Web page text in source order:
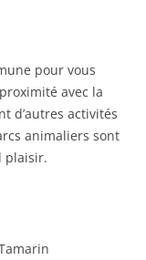
pour vous
avec la
d’autres activités
animaliers sont
plaisir.